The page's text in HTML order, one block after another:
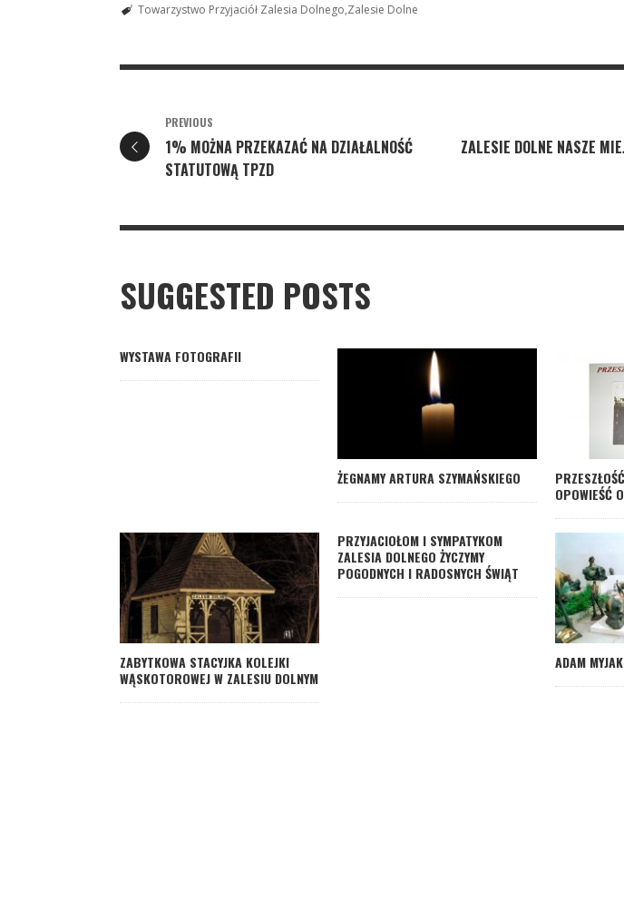
Towarzystwo Przyjaciół Zalesia Dolnego Zalesie Dolne
PREVIOUS
1% MOŻNA PRZEKAZAĆ NA DZIAŁALNOŚĆ
STATUTOWĄ TPZD
ZALESIE DOLNE NASZE
SUGGESTED POSTS
WYSTAWA FOTOGRAFII
ŻEGNAMY ARTURA SZYMAŃSKIEGO
OPOWIEŚĆ
ZABYTKOWA STACYJKA KOLEJKI
WĄSKOTOROWEJ W ZALESIU DOLNYM
PRZYJACIOŁOM I SYMPATYKOM
ZALESIA DOLNEGO ŻYCZYMY
POGODNYCH I RADOSNYCH ŚWIĄT
ADAM MYJAK